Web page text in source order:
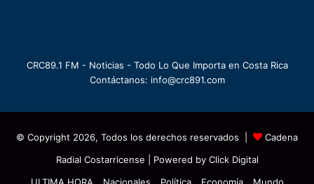
CRC89.1 FM - Noticias - Todo Lo Que Importa en Costa Rica
Contáctanos: info@crc891.com
© Copyright 2026, Todos los derechos reservados |
Cadena
Radial Costarricense | Powered by Click Digital